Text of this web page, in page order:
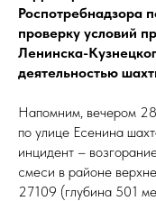
Роспотребнадзора
проверку условий
Ленинска-
деятельностью
Напомним, вечером
по улице Есенина
инцидент –
смеси в районе
27109 (глубина 501